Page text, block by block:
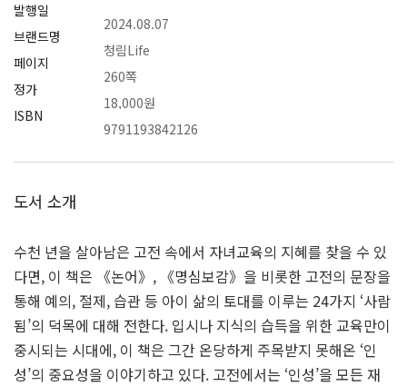
발행일
브랜드명
페이지
정가
ISBN
2024.08.07
청림Life
260쪽
18,000원
9791193842126
도서 소개
수천 년을 살아남은 고전 속에서 자녀교육의 지혜를 찾을 수 있
다면, 이 책은 《논어》, 《명심보감》을 비롯한 고전의 문장을
통해 예의, 절제, 습관 등 아이 삶의 토대를 이루는 24가지 ‘사람
됨’의 덕목에 대해 전한다. 입시나 지식의 습득을 위한 교육만이
중시되는 시대에, 이 책은 그간 온당하게 주목받지 못해온 ‘인
성’의 중요성을 이야기하고 있다. 고전에서는 ‘인성’을 모든 재